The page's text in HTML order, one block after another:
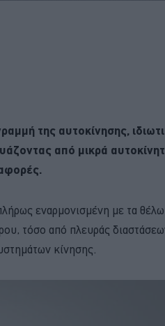
της αυτοκίνησης,
από μικρά
εναρμονισμένη με τα θέλω
τόσο από πλευράς
κίνησης.